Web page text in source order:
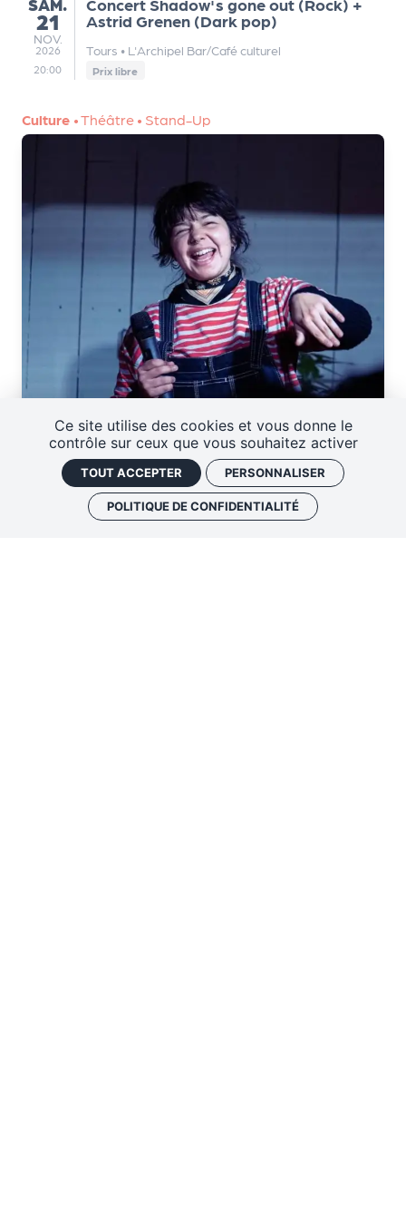
Ce site utilise des cookies et vous donne le
contrôle sur ceux que vous souhaitez activer
TOUT ACCEPTER PERSONNALISER
POLITIQUE DE CONFIDENTIALITÉ
SAM.
21
NOVEMBRE
NOV.
2026
20:00
Concert Shadow's gone out (Rock) +
Astrid Grenen (Dark pop)
Tours • L'Archipel Bar/Café culturel
Prix libre
Culture •Théâtre • Stand-Up
JEUDI
JEU.
26
NOVEMBRE
Archi Comedy Club #8
Tours•L'Archipel Bar/Café culturel
Prix libre